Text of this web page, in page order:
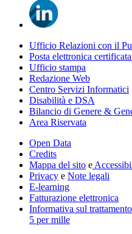
Ufficio Relazioni con il
Posta elettronica
Ufficio stampa
Redazione Web
Centro Servizi Informatici
Disabilità e DSA
Bilancio di Genere &
Area Riservata
Open Data
Credits
Mappa del sito e
Privacy e Note legali
E-learning
Fatturazione elettronica
Informativa sul
5 per mille